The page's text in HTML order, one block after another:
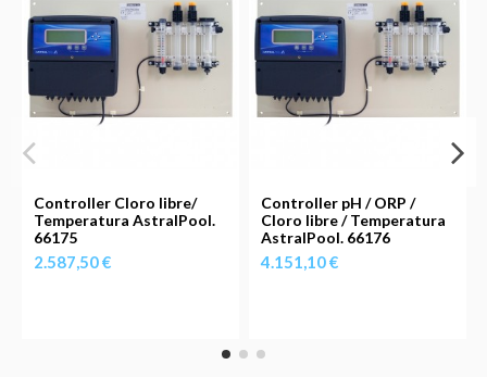
Controller Cloro libre/
Temperatura AstralPool.
66175
2.587,50 €
Controller pH / ORP /
Cloro libre / Temperatura
AstralPool. 66176
4.151,10 €